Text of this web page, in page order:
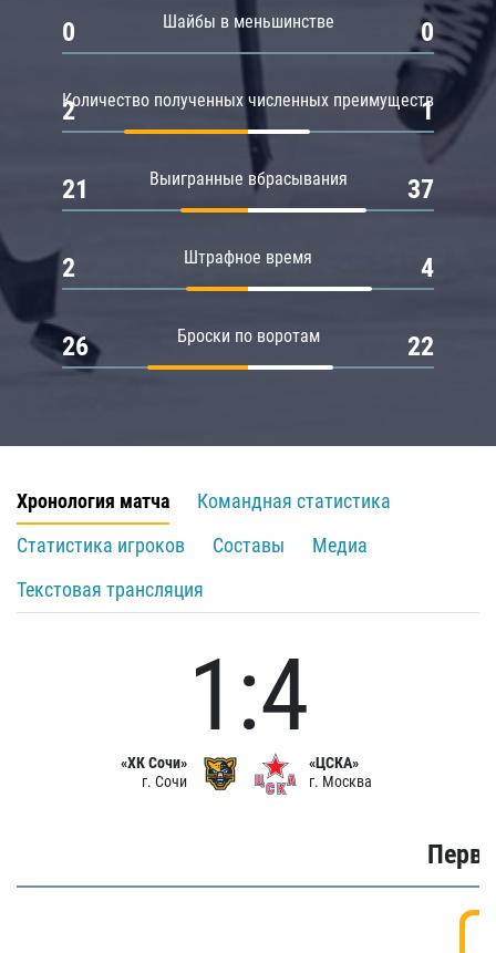
Шайбы в меньшинстве
0 0
Количество полученных численных преимуществ
2 1
Выигранные вбрасывания
21 37
Штрафное время
2 4
Броски по воротам
26 22
Хронология матча
Командная статистика
Статистика игроков
Составы
Медиа
Текстовая трансляция
«ХК Сочи»
г. Сочи
1:4
«ЦСКА»
г. Москва